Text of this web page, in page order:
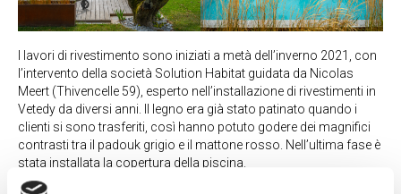
I lavori di rivestimento sono iniziati a metà dell’inverno 2021, con
l’intervento della società Solution Habitat guidata da Nicolas
Meert (Thivencelle 59), esperto nell’installazione di rivestimenti in
Vetedy da diversi anni. Il legno era già stato patinato quando i
clienti si sono trasferiti, così hanno potuto godere dei magnifici
contrasti tra il padouk grigio e il mattone rosso. Nell’ultima fase è
stata installata la copertura della piscina.